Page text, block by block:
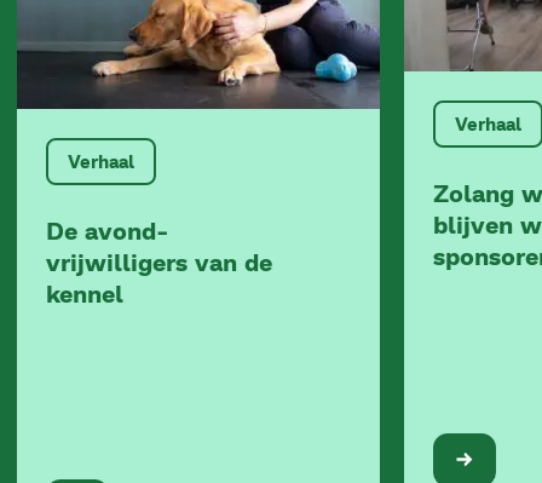
Verhaal
De avond-
vrijwilligers van de
kennel
Verhaal
Zolang
blijven